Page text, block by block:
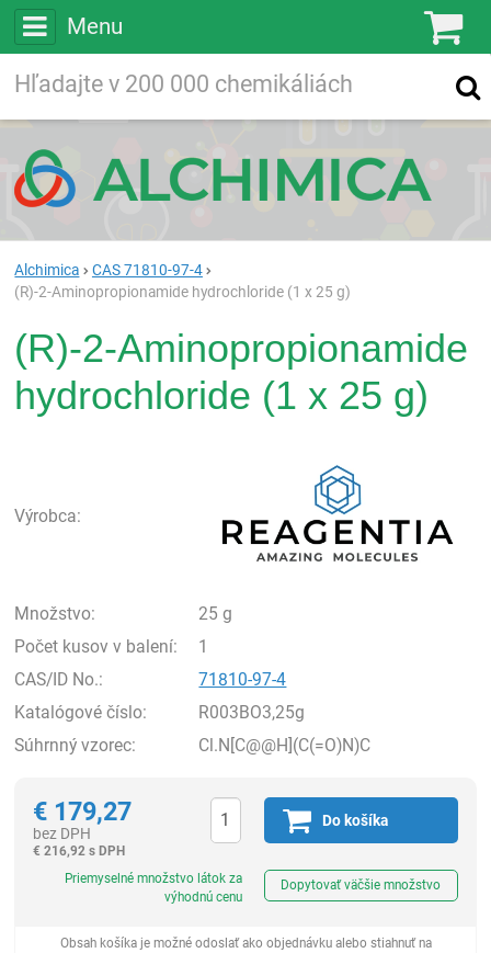
Menu
Vyhľadávanie
Alchimica
CAS 71810-97-4
(R)-2-Aminopropionamide hydrochloride (1 x 25 g)
(R)-2-Aminopropionamide
hydrochloride (1 x 25 g)
Výrobca:
Množstvo:
25 g
Počet kusov v balení:
1
CAS/ID No.:
71810-97-4
Katalógové číslo:
R003BO3,25g
Súhrnný vzorec:
Cl.N[C@@H](C(=O)N)C
€ 179,27
bez DPH
€ 216,92 s DPH
Do košíka
Priemyselné množstvo látok za
výhodnú cenu
Dopytovať väčšie množstvo
Obsah košíka je možné odoslať ako objednávku alebo stiahnuť na